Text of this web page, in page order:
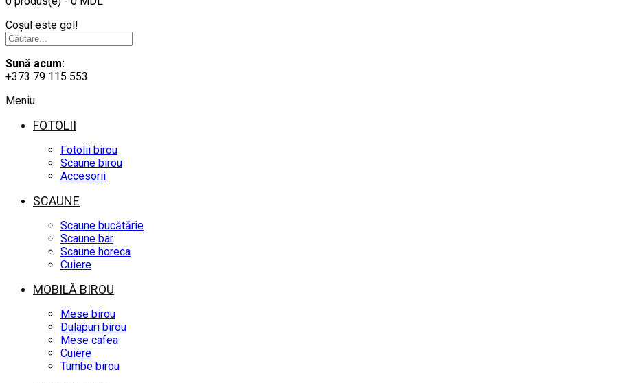
Coșul este gol!
Sună acum:
+373 79 115 553
Meniu
FOTOLII
Fotolii birou
Scaune birou
Accesorii
SCAUNE
Scaune bucătărie
Scaune bar
Scaune horeca
Cuiere
MOBILĂ BIROU
Mese birou
Dulapuri birou
Mese cafea
Cuiere
Tumbe birou